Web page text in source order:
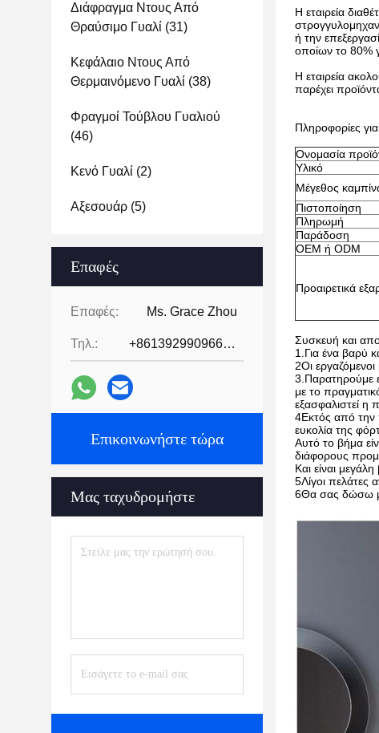
Διάφραγμα Ντους Από
Θραύσιμο Γυαλί (31)
Κεφάλαιο Ντους Από
Θερμαινόμενο Γυαλί (38)
Φραγμοί Τούβλου Γυαλιού
(46)
Κενό Γυαλί (2)
Αξεσουάρ (5)
Επαφές
Επαφές: Ms. Grace Zhou
Τηλ.: +8613929909663--13690711186
Επικοινωνήστε τώρα
Μας ταχυδρομήστε
Η εταιρεία
ή την
οποίων το 80%
Η εταιρεία
παρέχει
Πληροφορίες
Ονομασία
Υλικό
Μέγεθος
Πιστοποίηση
Πληρωμή
Παράδοση
OEM ή ODM
Προαιρετικά
Συσκευή και
1.Για ένα βαρύ
2Οι
3.Παρατηρούμε
με το
εξασφαλιστεί η
4Εκτός από την
ευκολία της
Αυτό το βήμα
διάφορους
Και είναι
5Λίγοι πελάτες
6Θα σας δώσω